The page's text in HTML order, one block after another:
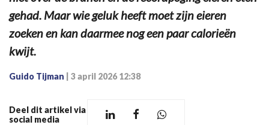
gehad. Maar wie geluk heeft moet zijn eieren
zoeken en kan daarmee nog een paar calorieën
kwijt.
Guido Tijman 3 april 2026 12:38
Deel dit artikel via
social media